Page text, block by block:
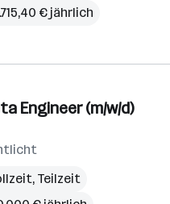
€ jährlich
Engineer (m/w/d)
Teilzeit